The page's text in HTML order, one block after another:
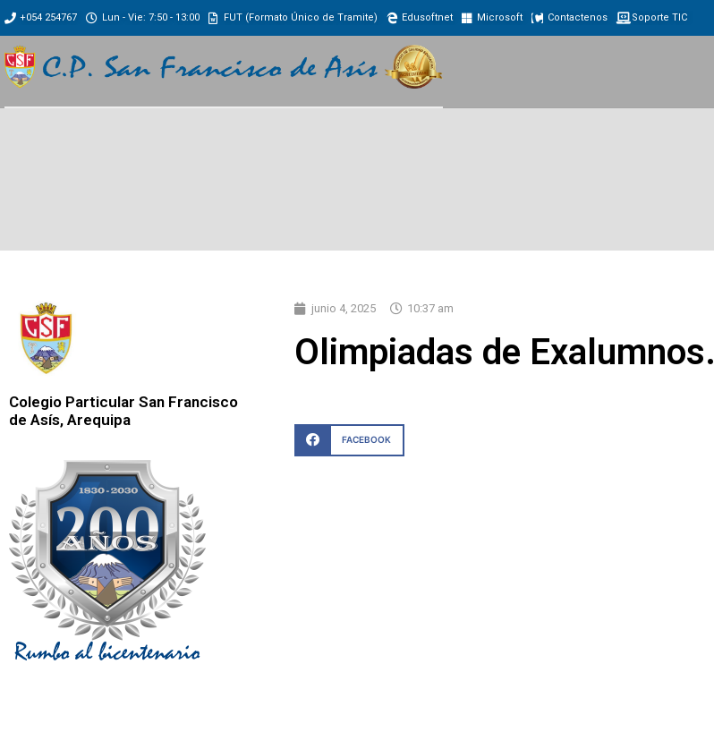
+054 254767 Lun - Vie: 7:50 - 13:00 FUT (Formato Único de Tramite) Edusoftnet Microsoft Contactenos Soporte TIC
Colegio Particular San Francisco
de Asís, Arequipa
junio 4, 2025 10:37 am
Olimpiadas de Exalumnos.
FACEBOOK